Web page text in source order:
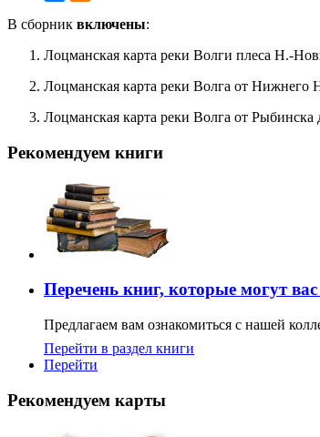
В сборник включены:
Лоцманская карта реки Волги плеса Н.-
Лоцманская карта реки Волга от Нижнего
Лоцманская карта реки Волга от
Рекомендуем книги
Перечень книг, которые могут вас
Предлагаем вам ознакомиться с нашей
Перейти в раздел книги
Перейти
Рекомендуем карты